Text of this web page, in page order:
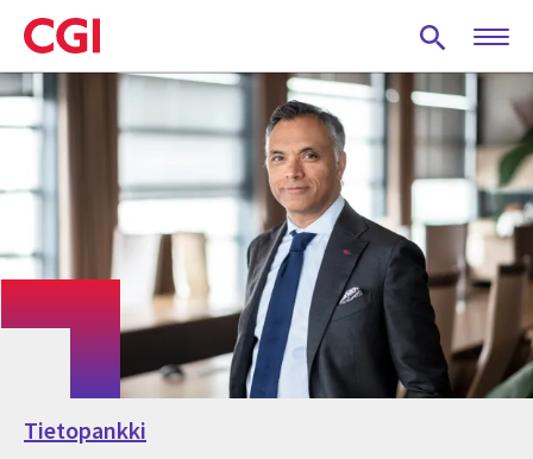
Skip
to
main
content
Tietopankki